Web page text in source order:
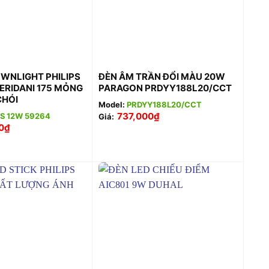
PHILIPS
175 MỎNG
12W 59264
₫
ĐÈN ÂM TRẦN ĐỔI MÀU 20W
PARAGON PRDYY188L20/CCT
Model: PRDYY188L20/CCT
Giá: 737,000₫